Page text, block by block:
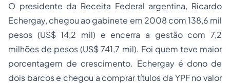
O presidente da Receita Federal argentina, Ricardo
Echergay, chegou ao gabinete em 2008 com 138,6 mil
pesos (US$ 14,2 mil) e encerra a gestão com 7,2
milhões de pesos (US$ 741,7 mil). Foi quem teve maior
porcentagem de crescimento. Echergay é dono de
dois barcos e chegou a comprar títulos da YPF no valor